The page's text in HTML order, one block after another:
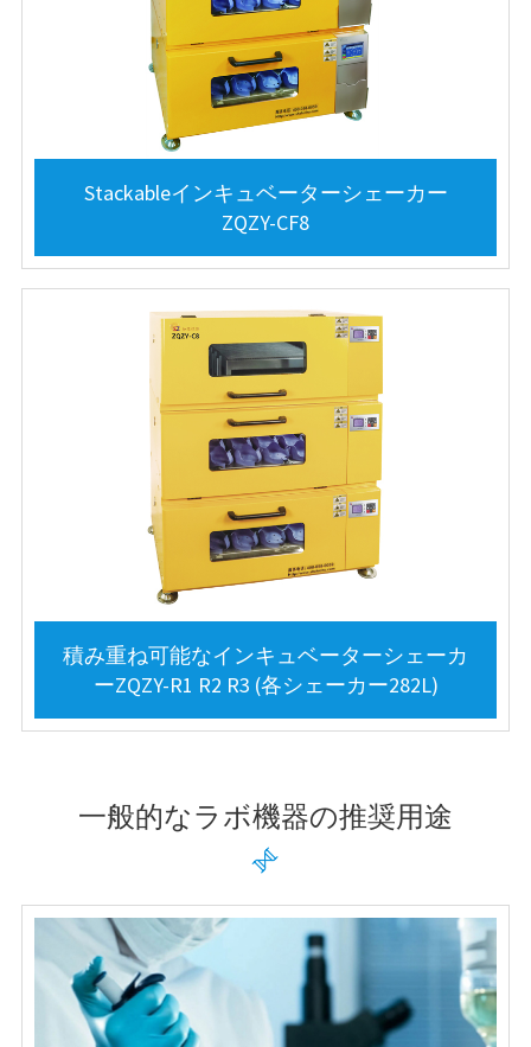
Stackableインキュベーターシェーカー
ZQZY-CF8
積み重ね可能なインキュベーターシェーカ
ーZQZY-R1 R2 R3 (各シェーカー282L)
一般的なラボ機器の推奨用途
